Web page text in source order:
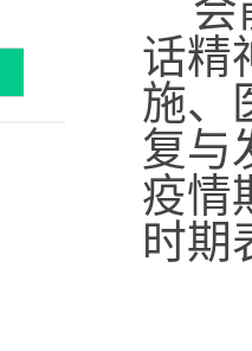
会
话精
施、
复与
疫情
时期